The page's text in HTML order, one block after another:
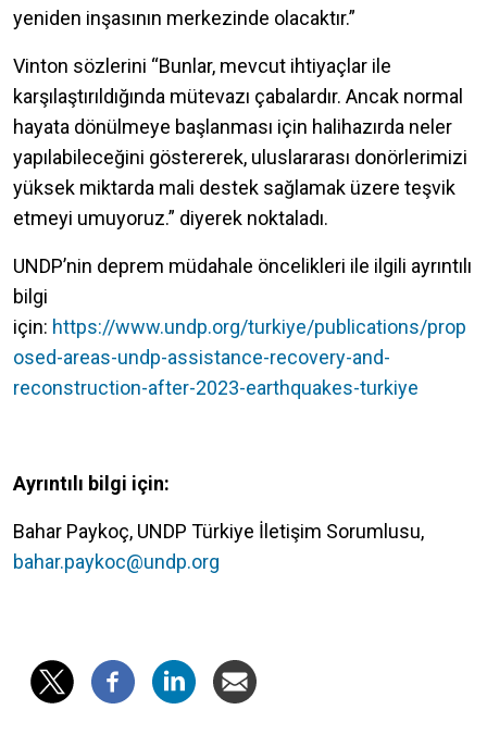
yeniden inşasının merkezinde olacaktır.”
Vinton sözlerini “Bunlar, mevcut ihtiyaçlar ile
karşılaştırıldığında mütevazı çabalardır. Ancak normal
hayata dönülmeye başlanması için halihazırda neler
yapılabileceğini göstererek, uluslararası donörlerimizi
yüksek miktarda mali destek sağlamak üzere teşvik
etmeyi umuyoruz.” diyerek noktaladı.
UNDP’nin deprem müdahale öncelikleri ile ilgili ayrıntılı
bilgi
için: https://www.undp.org/turkiye/publications/prop
osed-areas-undp-assistance-recovery-and-
reconstruction-after-2023-earthquakes-turkiye
Ayrıntılı bilgi için:
Bahar Paykoç, UNDP Türkiye İletişim Sorumlusu,
bahar.paykoc@undp.org